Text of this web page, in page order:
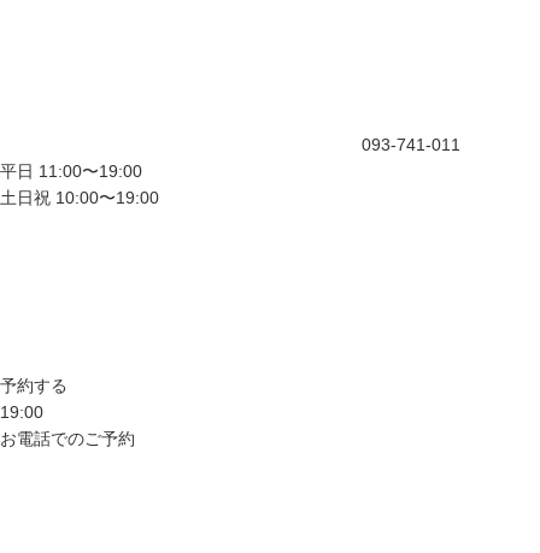
093-741-011
平日 11:00〜19:00
土日祝 10:00〜19:00
予約する
19:00
お電話でのご予約